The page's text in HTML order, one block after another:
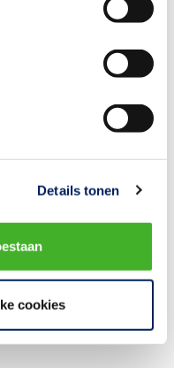
Details tonen
cookies
organiseren
maar ben je nog